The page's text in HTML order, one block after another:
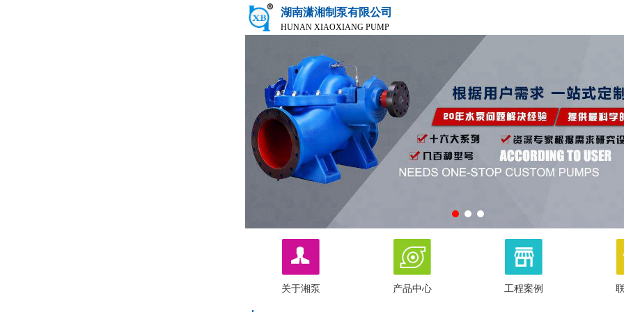
湖南潇湘制泵有限公司
HUNAN XIAOXIANG PUMP
关于湘泵 产品中心 工程案例